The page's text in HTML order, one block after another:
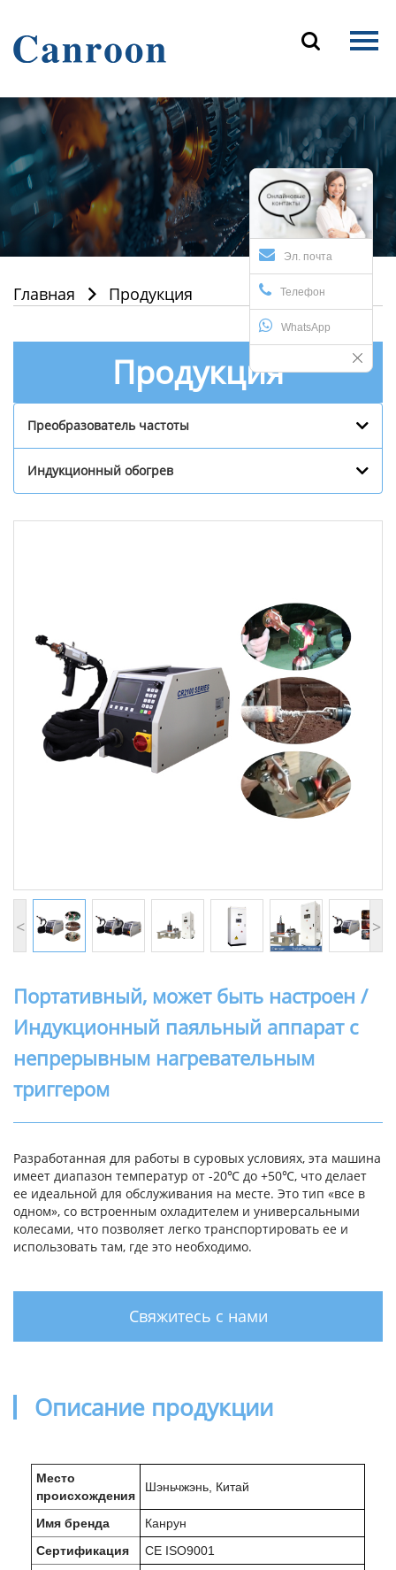

Продукция
О Нас
Новости и блог
Контакты
Эл. почта
Телефон
WhatsApp
Главная  Продукция
Продукция
Преобразователь частоты
Индукционный обогрев
< >
Портативный, может быть настроен /
Индукционный паяльный аппарат с
непрерывным нагревательным
триггером
Разработанная для работы в суровых условиях, эта машина
имеет диапазон температур от -20℃ до +50℃, что делает
ее идеальной для обслуживания на месте. Это тип «все в
одном», со встроенным охладителем и универсальными
колесами, что позволяет легко транспортировать ее и
использовать там, где это необходимо.
Свяжитесь с нами
Описание продукции
Место
происхождения
Шэньчжэнь, Китай
Имя бренда
Канрун
Сертификация
CE ISO9001